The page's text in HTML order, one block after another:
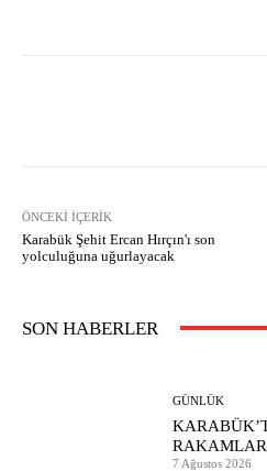
ÖNCEKI İÇERIK
Karabük Şehit Ercan Hırçın'ı son
yolculuğuna uğurlayacak
SON HABERLER
GÜNLÜK
7 Ağustos 2026